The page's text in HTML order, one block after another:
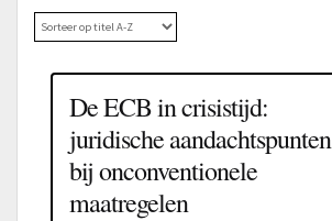
De ECB in crisistijd:
juridische aandachtspunten
bij onconventionele
maatregelen